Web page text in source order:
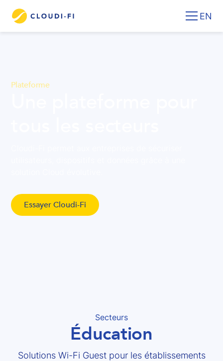
EN
Plateforme
Essayer Cloudi-Fi
Secteurs
Éducation
Solutions Wi-Fi Guest pour les établissements